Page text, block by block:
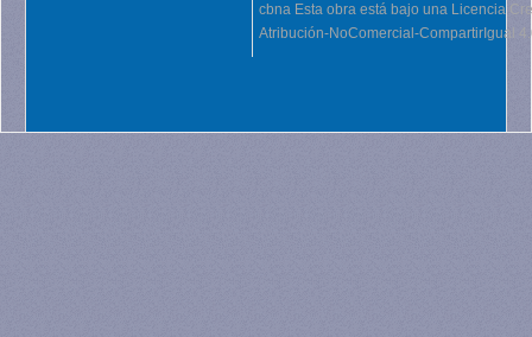
cbna Esta obra está bajo una Licencia
Atribución-NoComercial-CompartirIgual